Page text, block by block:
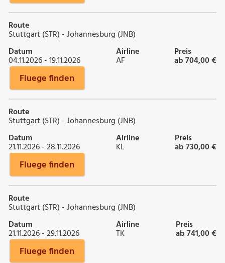
Route
Stuttgart (STR) - Johannesburg (JNB)
Datum
04.11.2026 - 19.11.2026
Airline
AF
Preis
ab 704,00 €
Fluege finden
Route
Stuttgart (STR) - Johannesburg (JNB)
Datum
21.11.2026 - 28.11.2026
Airline
KL
Preis
ab 730,00 €
Fluege finden
Route
Stuttgart (STR) - Johannesburg (JNB)
Datum
21.11.2026 - 29.11.2026
Airline
TK
Preis
ab 741,00 €
Fluege finden